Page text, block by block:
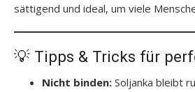
sättigend und ideal, um viele
💡 Tipps & Tricks für
Nicht binden: Soljanka bleibt